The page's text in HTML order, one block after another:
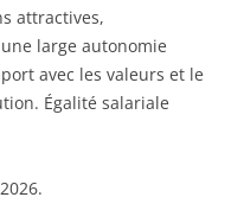
attractives,
large autonomie
avec les valeurs et le
Égalité salariale